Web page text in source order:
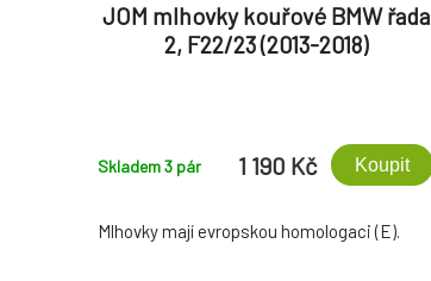
JOM mlhovky kouřové BMW řada
2, F22/23 (2013-2018)
Skladem 3 pár 1 190 Kč Koupit
Mlhovky mají evropskou homologaci (E).